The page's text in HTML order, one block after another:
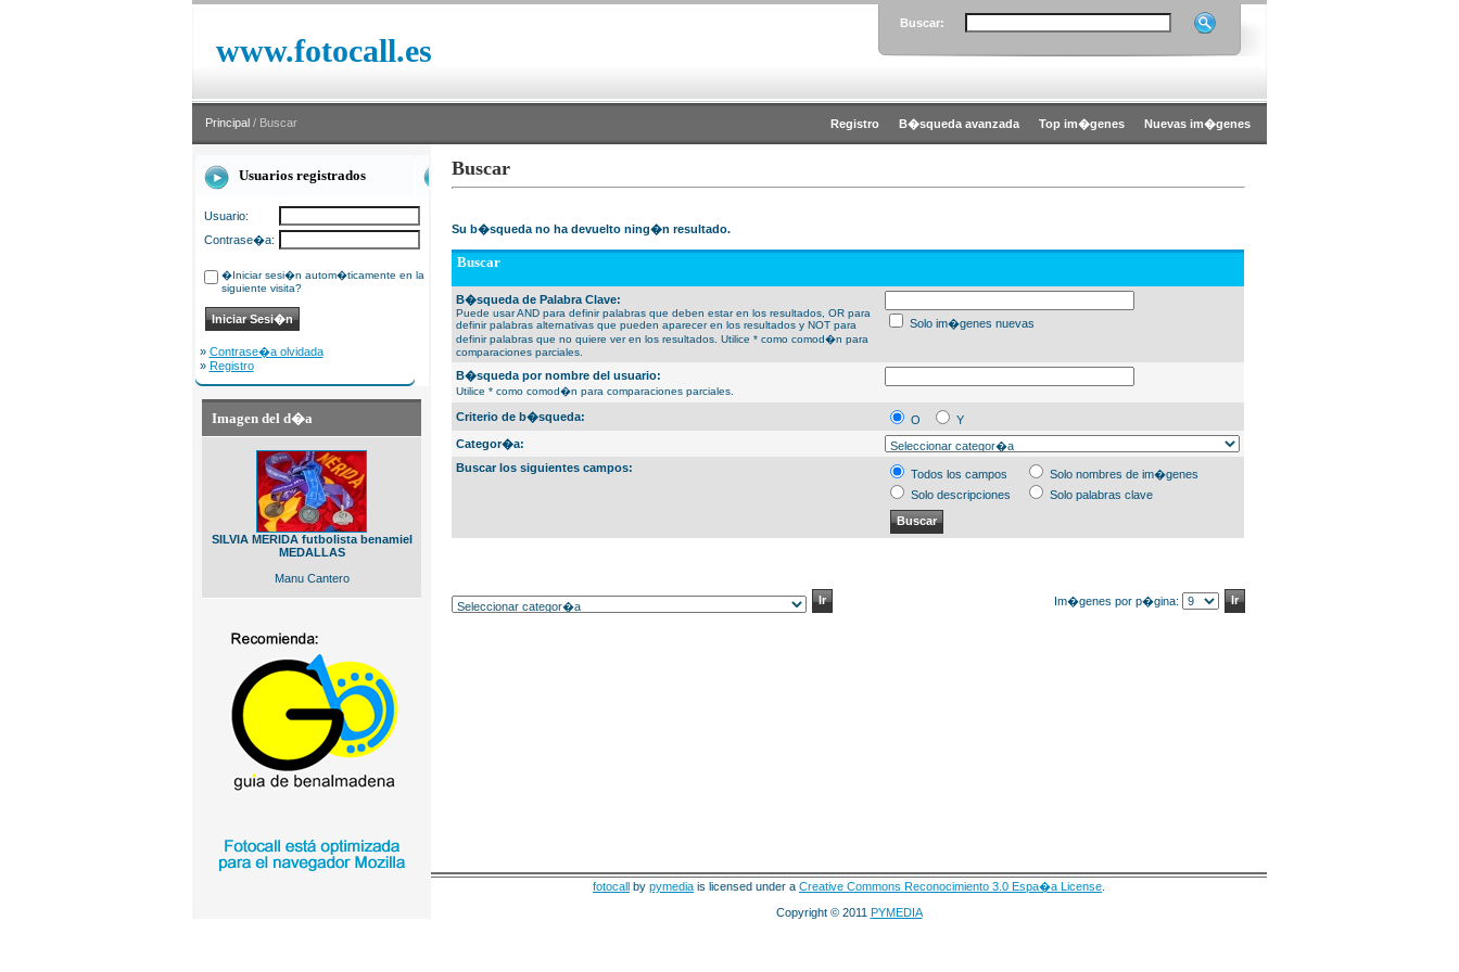
www.fotocall.es
Buscar:
Principal / Buscar Registro B�squeda avanzada Top im�genes Nuevas im�genes
Usuarios registrados
Usuario:
Contrase�a:
�Iniciar sesi�n autom�ticamente en la
siguiente visita?
» Contrase�a olvidada
» Registro
Imagen del d�a
SILVIA MERIDA futbolista benamiel
MEDALLAS
Manu Cantero
Buscar
Su b�squeda no ha devuelto ning�n resultado.
Buscar
B�squeda de Palabra Clave:
Puede usar AND para definir palabras que deben estar en los resultados, OR para
definir palabras alternativas que pueden aparecer en los resultados y NOT para
definir palabras que no quiere ver en los resultados. Utilice * como comod�n para
comparaciones parciales.
Solo im�genes nuevas
B�squeda por nombre del usuario:
Utilice * como comod�n para comparaciones parciales.
Criterio de b�squeda: O
Y
Categor�a:
Buscar los siguientes campos:
Todos los campos
Solo nombres de im�genes
Solo descripciones
Solo palabras clave
Im�genes por p�gina:
fotocall by pymedia is licensed under a Creative Commons Reconocimiento 3.0 Espa�a License
Copyright © 2011 PYMEDIA